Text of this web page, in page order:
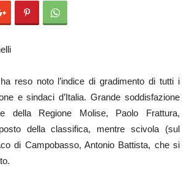
reso noto l’indice di gradimento di tutti i
e sindaci d’Italia. Grande soddisfazione
della Regione Molise, Paolo Frattura,
della classifica, mentre scivola (sul
di Campobasso, Antonio Battista, che si